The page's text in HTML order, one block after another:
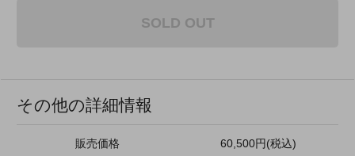
SOLD OUT
その他の詳細情報
販売価格 60,500円(税込)